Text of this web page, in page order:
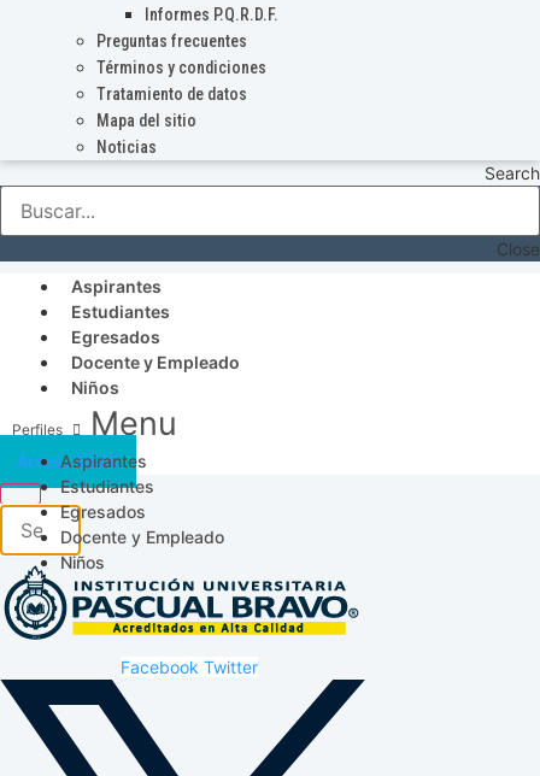
Informes P.Q.R.D.F.
Preguntas frecuentes
Términos y condiciones
Tratamiento de datos
Mapa del sitio
Noticias
Search
Close
Aspirantes
Estudiantes
Egresados
Docente y Empleado
Niños
Menu
Aspirantes
Estudiantes
Egresados
Docente y Empleado
Niños
Acceso SICAU
Facebook Twitter